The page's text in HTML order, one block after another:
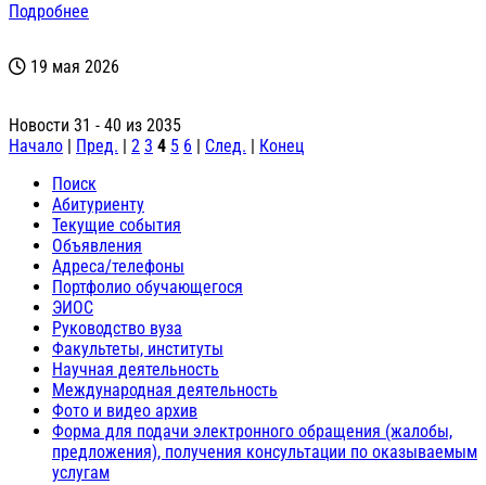
Подробнее
19 мая 2026
Новости 31 - 40 из 2035
Начало
Пред. 2 3 4 5 6 След.
Конец
Поиск
Абитуриенту
Текущие события
Объявления
Адреса/телефоны
Портфолио обучающегося
ЭИОС
Руководство вуза
Факультеты, институты
Научная деятельность
Международная деятельность
Фото и видео архив
Форма для подачи электронного обращения (жалобы,
предложения), получения консультации по оказываемым
услугам